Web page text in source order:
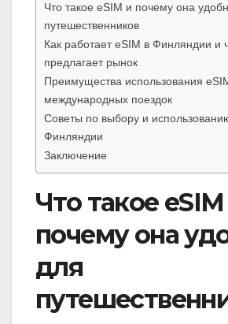
Что такое eSIM и почему она
путешественников
Как работает eSIM в Финляндии и
предлагает рынок
Преимущества использования
международных поездок
Советы по выбору и
Финляндии
Заключение
Что такое
почему она
для